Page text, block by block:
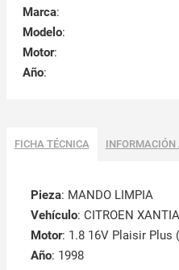
Marca:
Modelo:
Motor:
Año:
FICHA TÉCNICA
Pieza: MANDO LIMPIA
Vehículo: CITROEN
Motor: 1.8 16V Plaisir Plus
Año: 1998